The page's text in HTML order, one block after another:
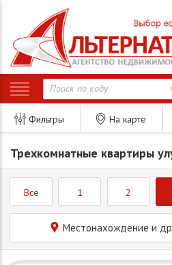
Фильтры На карте
Трехкомнатные квартиры
Все 1 2
Местонахождение и